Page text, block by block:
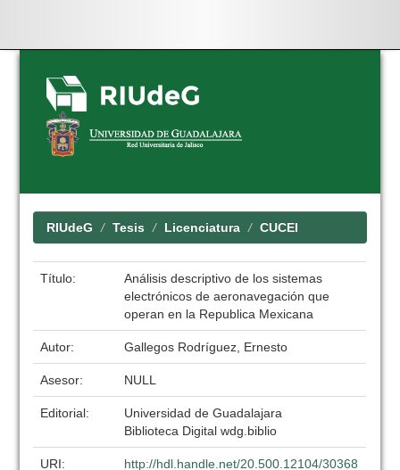
Skip
navigation
RIUdeG Tesis Licenciatura CUCEI
Título:
Análisis descriptivo de los sistemas
electrónicos de aeronavegación que
operan en la Republica Mexicana
Autor: Gallegos Rodríguez, Ernesto
Asesor: NULL
Editorial:
Universidad de Guadalajara
Biblioteca Digital wdg.biblio
URI:
http://hdl.handle.net/20.500.12104/30368